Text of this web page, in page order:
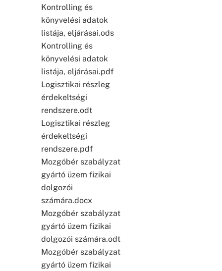
Kontrolling és
könyvelési adatok
listája, eljárásai.ods
Kontrolling és
könyvelési adatok
listája, eljárásai.pdf
Logisztikai részleg
érdekeltségi
rendszere.odt
Logisztikai részleg
érdekeltségi
rendszere.pdf
Mozgóbér szabályzat
gyártó üzem fizikai
dolgozói
számára.docx
Mozgóbér szabályzat
gyártó üzem fizikai
dolgozói számára.odt
Mozgóbér szabályzat
gyártó üzem fizikai